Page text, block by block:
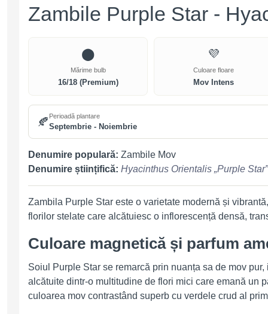
Zambile Purple Star -
⬤
Mărime bulb
16/18 (Premium)
💜
Culoare floare
Mov Intens
🍂 Perioadă plantare
Septembrie - Noiembrie
Denumire populară: Zambile Mov
Denumire științifică: Hyacinthus Orientalis „Purple Star”
Zambila Purple Star este o varietate modernă și
florilor stelate care alcătuiesc o inflorescență densă,
Culoare magnetică și parfum
Soiul Purple Star se remarcă prin nuanța sa de mov
alcătuite dintr-o multitudine de flori mici care emană un
culoarea mov contrastând superb cu verdele crud al